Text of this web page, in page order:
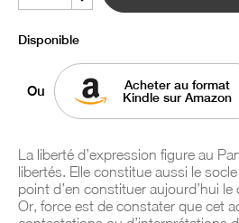
Disponible
Ou
Acheter au format
Kindle sur Amazon
La liberté d’expression figure au
libertés. Elle constitue aussi le
point d’en constituer aujourd’hui
Or, force est de constater que cet